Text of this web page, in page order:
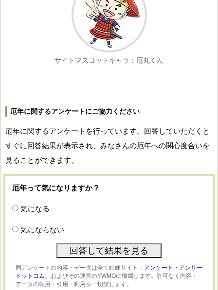
サイトマスコットキャラ：厄丸くん
厄年に関するアンケートにご協力ください
厄年に関するアンケートを行っています。回答していただくと
すぐに回答結果が表示され、みなさんの厄年への関心度合いを
見ることができます。
厄年って気になりますか？
気になる
気にならない
同アンケートの内容・データは全て姉妹サイト： アンケート・アンサー
ドットコム、 およびその運営のYWMOに帰属します。許可なく内容・
データの転用・引用・利用を一切禁じます。